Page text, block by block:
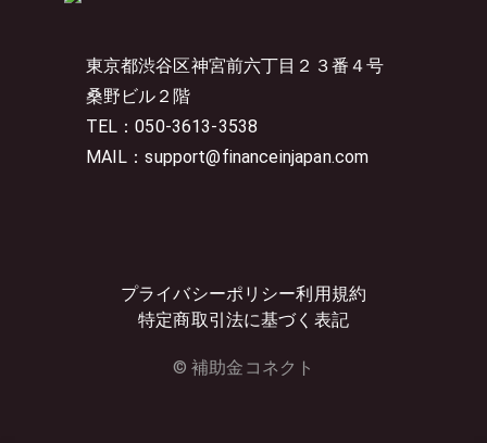
東京都渋谷区神宮前六丁目２３番４号
桑野ビル２階
TEL：050-3613-3538
MAIL：support@financeinjapan.com
プライバシーポリシー利用規約
特定商取引法に基づく表記
© 補助金コネクト